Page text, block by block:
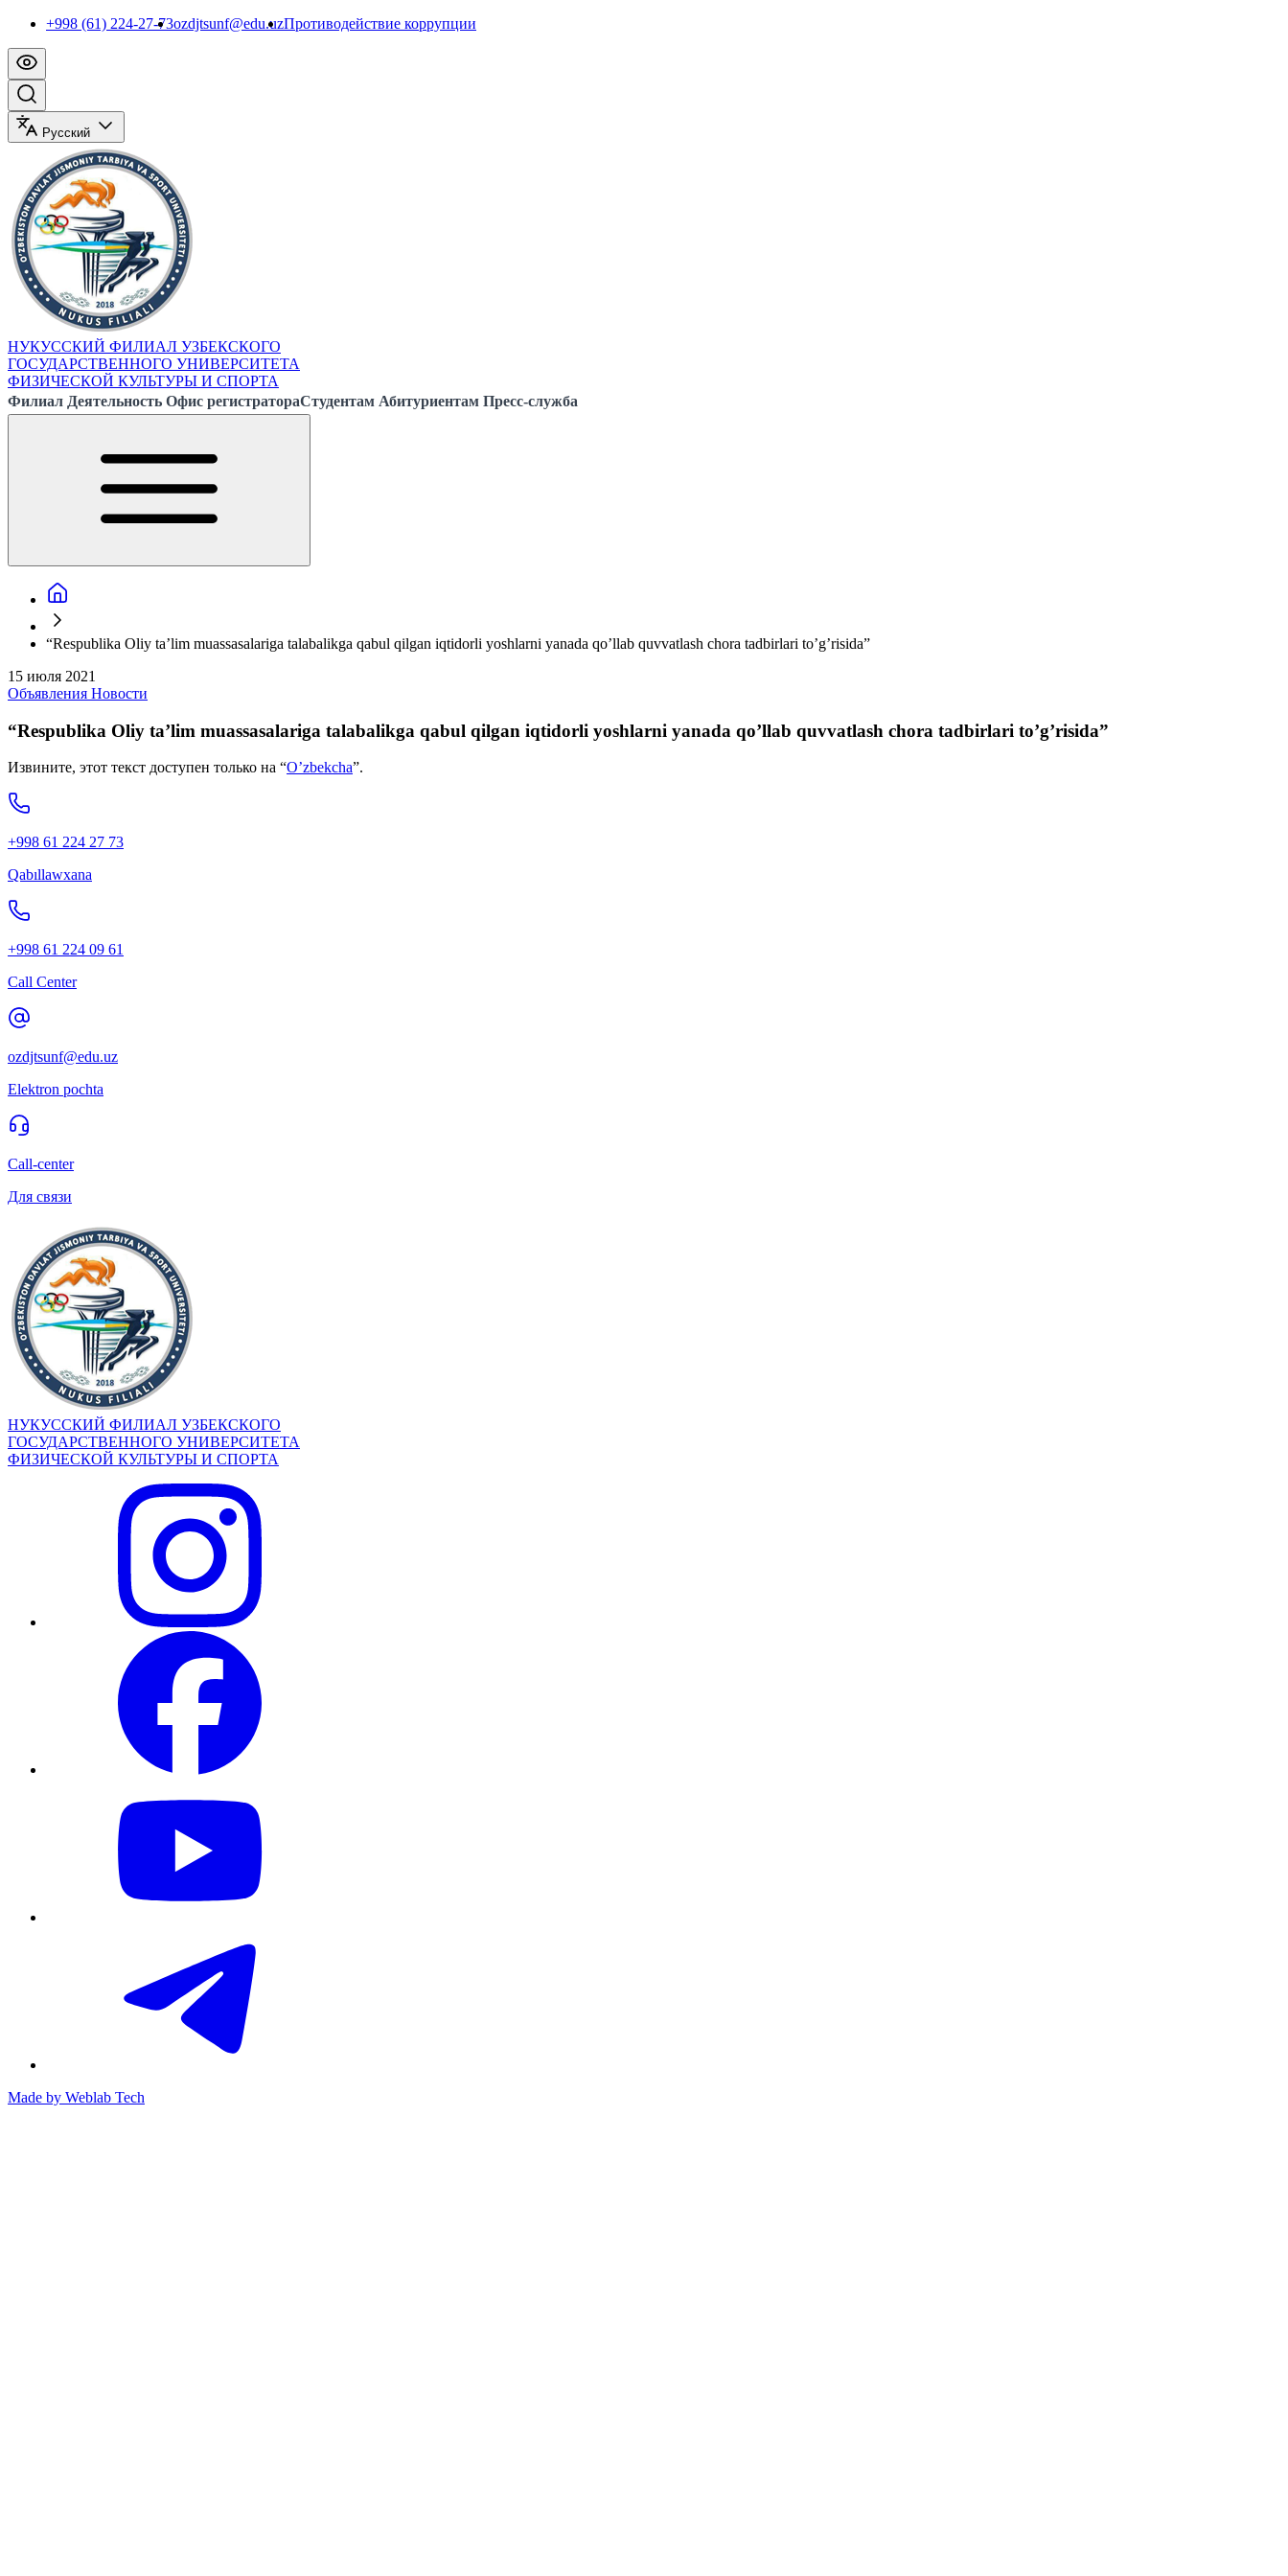
+998 (61) 224-27-73ozdjtsunf@edu.uzПротиводействие коррупции
Русский
НУКУССКИЙ ФИЛИАЛ УЗБЕКСКОГО
ГОСУДАРСТВЕННОГО УНИВЕРСИТЕТА
ФИЗИЧЕСКОЙ КУЛЬТУРЫ И СПОРТА
Филиал Деятельность Офис регистратораСтудентам Абитуриентам Пресс-служба
“Respublika Oliy ta’lim muassasalariga talabalikga qabul qilgan iqtidorli yoshlarni yanada qo’llab quvvatlash chora tadbirlari to’g’risida”
15 июля 2021
Объявления Новости
“Respublika Oliy ta’lim muassasalariga talabalikga qabul qilgan iqtidorli yoshlarni yanada qo’llab quvvatlash chora tadbirlari to’g’risida”
Извините, этот текст доступен только на “O’zbekcha”.
+998 61 224 27 73
Qabıllawxana
+998 61 224 09 61
Call Center
ozdjtsunf@edu.uz
Elektron pochta
Call-center
Для связи
НУКУССКИЙ ФИЛИАЛ УЗБЕКСКОГО
ГОСУДАРСТВЕННОГО УНИВЕРСИТЕТА
ФИЗИЧЕСКОЙ КУЛЬТУРЫ И СПОРТА
Made by Weblab Tech